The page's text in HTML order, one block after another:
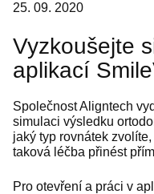
25. 09. 2020
Vyzkoušejte
aplikací
Společnost Aligntech
simulaci výsledku
jaký typ rovnátek
taková léčba přinést
Pro otevření a práci v